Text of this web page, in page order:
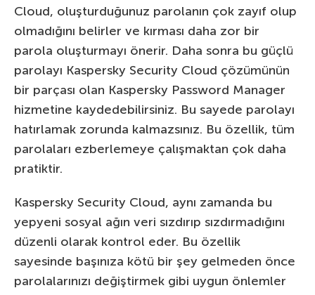
Cloud, oluşturduğunuz parolanın çok zayıf olup
olmadığını belirler ve kırması daha zor bir
parola oluşturmayı önerir. Daha sonra bu güçlü
parolayı Kaspersky Security Cloud çözümünün
bir parçası olan Kaspersky Password Manager
hizmetine kaydedebilirsiniz. Bu sayede parolayı
hatırlamak zorunda kalmazsınız. Bu özellik, tüm
parolaları ezberlemeye çalışmaktan çok daha
pratiktir.
Kaspersky Security Cloud, aynı zamanda bu
yepyeni sosyal ağın veri sızdırıp sızdırmadığını
düzenli olarak kontrol eder. Bu özellik
sayesinde başınıza kötü bir şey gelmeden önce
parolalarınızı değiştirmek gibi uygun önlemler